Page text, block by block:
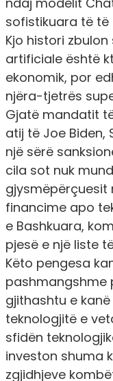
sofistikuara të të
Kjo histori
artificiale është
ekonomik, por
njëra-tjetrës
Gjatë mandatit
atij të Joe Biden,
një sërë
cila sot nuk
gjysmëpërçuesit
financime apo
e Bashkuara,
pjesë e një liste
Këto pengesa
pashmangshme
gjithashtu e
teknologjitë e
sfidën
investon shuma
zgjidhjeve